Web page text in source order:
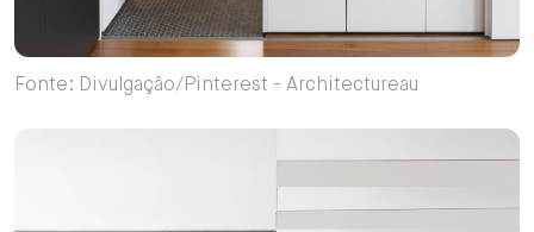
Fonte: Divulgação/Pinterest - Architectureau